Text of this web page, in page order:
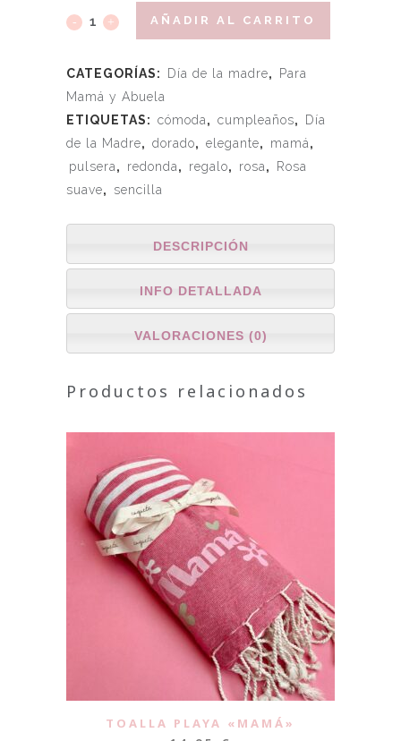
AÑADIR AL CARRITO
CATEGORÍAS: Día de la madre,
Para
Mamá y Abuela
ETIQUETAS: cómoda, cumpleaños,
Día
de la Madre, dorado, elegante, mamá,
pulsera, redonda, regalo, rosa,
Rosa
suave, sencilla
DESCRIPCIÓN
INFO DETALLADA
VALORACIONES (0)
Productos relacionados
TOALLA PLAYA «MAMÁ»